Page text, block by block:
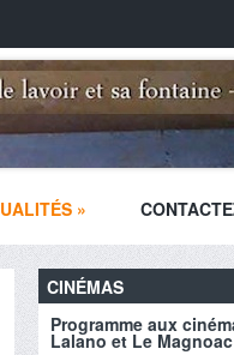
»
CINÉMAS
Programme aux
Lalano et Le Magnoac